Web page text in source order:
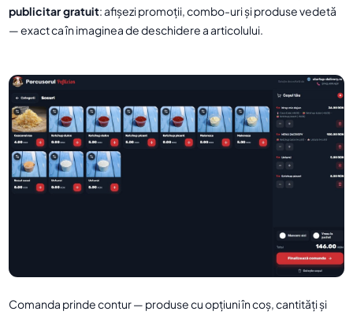
publicitar gratuit: afișezi promoții, combo-uri și produse vedetă
— exact ca în imaginea de deschidere a articolului.
Comanda prinde contur — produse cu opțiuni în coș, cantități și